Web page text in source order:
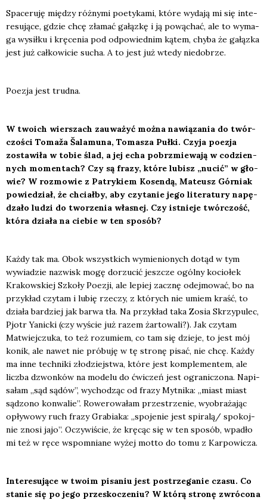
Spa­ce­ru­ję mię­dzy róż­ny­mi poety­ka­mi, któ­re wyda­ją mi się inte­
re­su­ją­ce, gdzie chcę zła­mać gałąz­kę i ją pową­chać, ale to wyma­
ga wysił­ku i krę­ce­nia pod odpo­wied­nim kątem, chy­ba że gałąz­ka
jest już cał­ko­wi­cie sucha. A to jest już wte­dy nie­do­brze.
Poezja jest trud­na.
W two­ich wier­szach zauwa­żyć moż­na nawią­za­nia do twór­
czo­ści Toma­ža Šala­mu­na, Toma­sza Puł­ki. Czy­ja poezja
zosta­wi­ła w tobie ślad, a jej echa pobrzmie­wa­ją w codzien­
nych momen­tach? Czy są fra­zy, któ­re lubisz „nucić” w gło­
wie? W roz­mo­wie z Patry­kiem Kosen­dą, Mate­usz Gór­niak
powie­dział, że chciał­by, aby czy­ta­nie jego lite­ra­tu­ry napę­
dza­ło ludzi do two­rze­nia wła­snej. Czy ist­nie­je twór­czość,
któ­ra dzia­ła na cie­bie w ten spo­sób?
Każ­dy tak ma. Obok wszyst­kich wymie­nio­nych dotąd w tym
wywia­dzie nazwisk mogę dorzu­cić jesz­cze ogól­ny kocio­łek
Kra­kow­skiej Szko­ły Poezji, ale lepiej zacznę odej­mo­wać, bo na
przy­kład czy­tam i lubię rze­czy, z któ­rych nie umiem kraść, to
dzia­ła bar­dziej jak bar­wa tła. Na przy­kład taka Zosia Skrzy­pu­lec,
Pjotr Yanic­ki (czy wyście już razem żar­to­wa­li?). Jak czy­tam
Matwiej­czu­ka, to też rozu­miem, co tam się dzie­je, to jest mój
konik, ale nawet nie pró­bu­ję w tę stro­nę pisać, nie chcę. Każ­dy
ma inne tech­ni­ki zło­dziej­stwa, któ­re jest kom­ple­men­tem, ale
licz­ba dzwon­ków na mode­lu do ćwi­czeń jest ogra­ni­czo­na. Napi­
sa­łam „sąd sądów”, wycho­dząc od fra­zy Myt­ni­ka: „miast miast
sądzo­no kon­wa­lie”. Rowe­ro­wa­łam prze­strze­nie, wyobra­ża­jąc
opły­wo­wy ruch fra­zy Gra­bia­ka: „spo­je­nie jest spiralą/ spo­koj­
nie zno­si jajo”. Oczy­wi­ście, że krę­cąc się w ten spo­sób, wpa­dło
mi też w ręce wspo­mnia­ne wyżej mot­to do tomu z Kar­po­wi­cza.
Inte­re­su­ją­ce w two­im pisa­niu jest postrze­ga­nie cza­su. Co
sta­nie się po jego prze­sko­cze­niu? W któ­rą stro­nę zwró­co­na